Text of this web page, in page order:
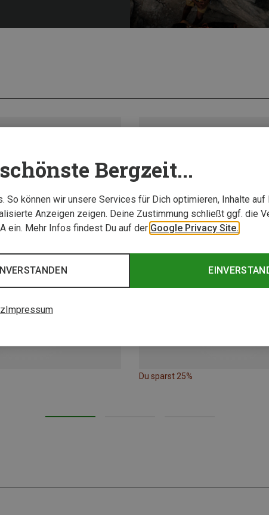
Du sparst 25%
Bergzeit...
So können wir unsere Services für Dich optimieren, Inhalte auf
Anzeigen zeigen. Deine Zustimmung schließt ggf. die
ein. Mehr Infos findest Du auf der Google Privacy Site.
Impressum